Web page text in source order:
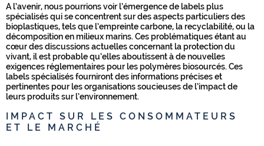
A l’avenir, nous pourrions voir l’émergence de labels plus
spécialisés qui se concentrent sur des aspects particuliers des
bioplastiques, tels que l’empreinte carbone, la recyclabilité, ou la
décomposition en milieux marins. Ces problématiques étant au
cœur des discussions actuelles concernant la protection du
vivant, il est probable qu’elles aboutissent à de nouvelles
exigences réglementaires pour les polymères biosourcés. Ces
labels spécialisés fourniront des informations précises et
pertinentes pour les organisations soucieuses de l’impact de
leurs produits sur l’environnement.
IMPACT SUR LES CONSOMMATEURS
ET LE MARCHÉ